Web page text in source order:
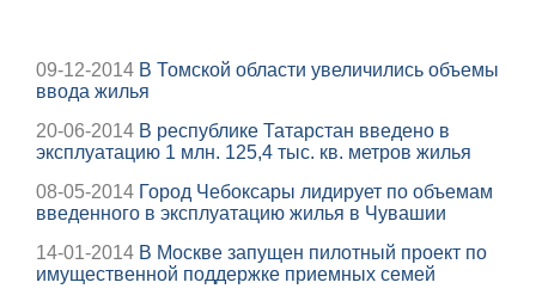
09-12-2014 В Томской области увеличились объемы
ввода жилья
20-06-2014 В республике Татарстан введено в
эксплуатацию 1 млн. 125,4 тыс. кв. метров жилья
08-05-2014 Город Чебоксары лидирует по объемам
введенного в эксплуатацию жилья в Чувашии
14-01-2014 В Москве запущен пилотный проект по
имущественной поддержке приемных семей